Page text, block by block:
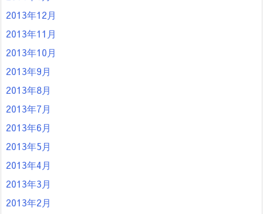
2013年12月
2013年11月
2013年10月
2013年9月
2013年8月
2013年7月
2013年6月
2013年5月
2013年4月
2013年3月
2013年2月